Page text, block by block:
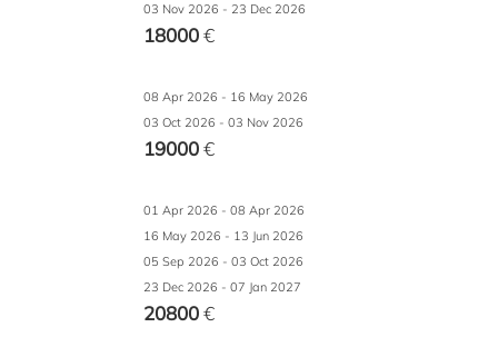
03 Nov 2026 - 23 Dec 2026
18000€
08 Apr 2026 - 16 May 2026
03 Oct 2026 - 03 Nov 2026
19000€
01 Apr 2026 - 08 Apr 2026
16 May 2026 - 13 Jun 2026
05 Sep 2026 - 03 Oct 2026
23 Dec 2026 - 07 Jan 2027
20800€